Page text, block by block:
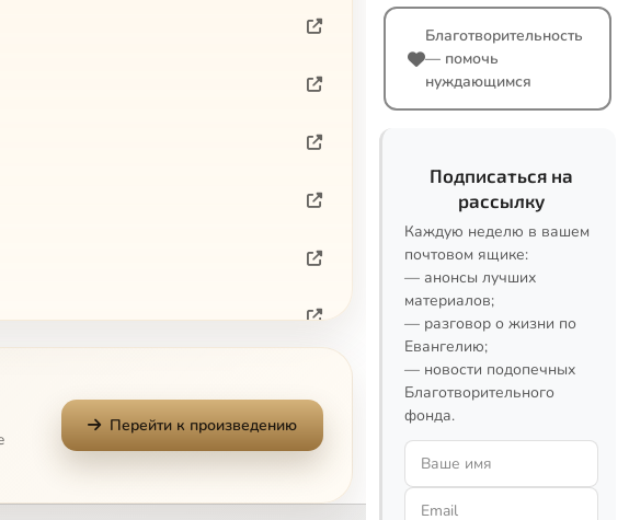
Перейти к произведению
Благотворительность
— помочь
нуждающимся
Подписаться на
рассылку
Каждую неделю в вашем
почтовом ящике:
— анонсы лучших
материалов;
— разговор о жизни по
Евангелию;
— новости подопечных
Благотворительного
фонда.